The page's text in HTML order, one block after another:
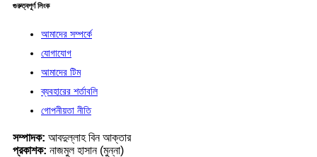
গুরুত্বপূর্ণ লিংক
আমাদের সম্পর্কে
যোগাযোগ
আমাদের টিম
ব্যবহারের শর্তাবলি
গোপনীয়তা নীতি
সম্পাদক: আবদুল্লাহ বিন আক্তার
প্রকাশক: নাজমুল হাসান (মুন্না)